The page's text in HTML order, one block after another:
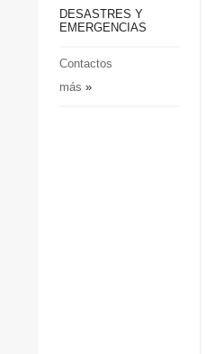
Sociedad
DESASTRES Y
EMERGENCIAS
Contactos
más »